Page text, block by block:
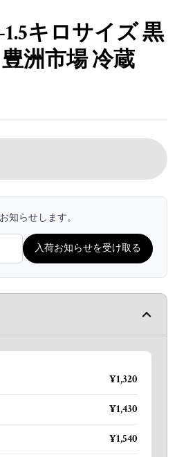
キロサイズ 黒
洲市場 冷蔵
知らせします。
入荷お知らせを受け取る
¥1,320
¥1,430
¥1,540